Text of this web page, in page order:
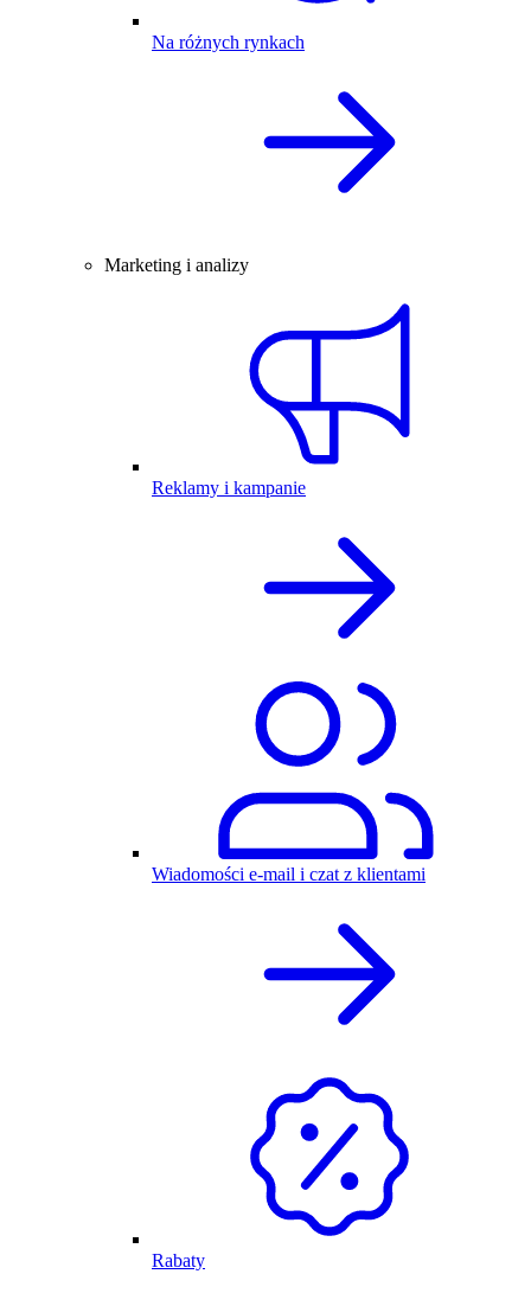
Na różnych rynkach
Marketing i analizy
Reklamy i kampanie
Wiadomości e-mail i czat z klientami
Rabaty